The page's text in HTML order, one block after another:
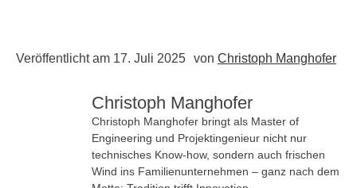
Veröffentlicht am 17. Juli 2025 von Christoph Manghofer
Christoph Manghofer
Christoph Manghofer bringt als Master of
Engineering und Projektingenieur nicht nur
technisches Know-how, sondern auch frischen
Wind ins Familienunternehmen – ganz nach dem